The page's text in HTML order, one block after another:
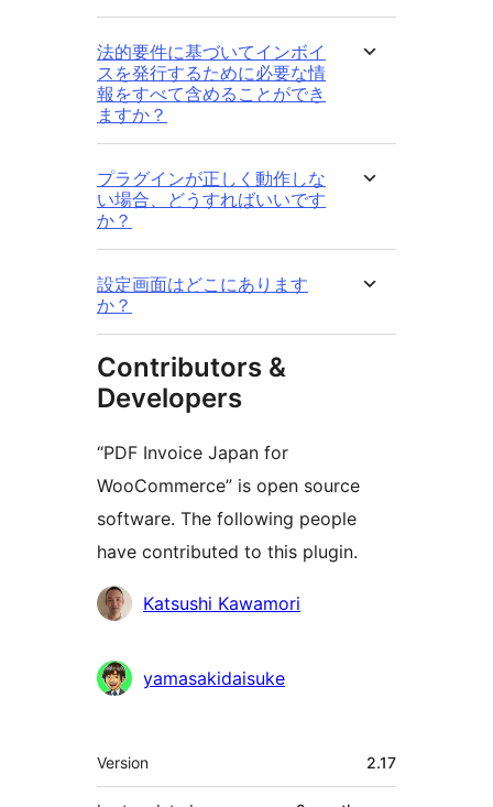
法的要件に基づいてインボイ
スを発行するために必要な情
報をすべて含めることができ
ますか？
プラグインが正しく動作しな
い場合、どうすればいいです
か？
設定画面はどこにあります
か？
Contributors &
Developers
“PDF Invoice Japan for
WooCommerce” is open source
software. The following people
have contributed to this plugin.
Contributors
Katsushi Kawamori
yamasakidaisuke
Meta
Version 2.17